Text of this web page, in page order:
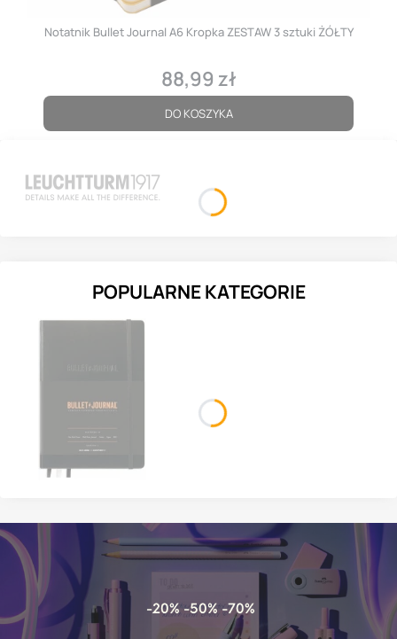
Notatnik Bullet Journal A6 Kropka ZESTAW 3 sztuki ŻÓŁTY
Cena
88,99 zł
DO KOSZYKA
POPULARNE KATEGORIE